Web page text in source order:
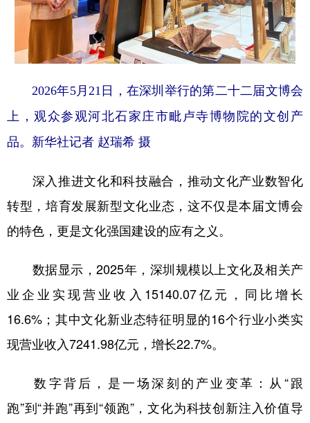
2026年5月21日，在深圳举行的第二十二届文博会
上，观众参观河北石家庄市毗卢寺博物院的文创产
品。新华社记者 赵瑞希 摄
深入推进文化和科技融合，推动文化产业数智化
转型，培育发展新型文化业态，这不仅是本届文博会
的特色，更是文化强国建设的应有之义。
数据显示，2025年，深圳规模以上文化及相关产
业企业实现营业收入15140.07亿元，同比增长
16.6%；其中文化新业态特征明显的16个行业小类实
现营业收入7241.98亿元，增长22.7%。
数字背后，是一场深刻的产业变革：从“跟
跑”到“并跑”再到“领跑”，文化为科技创新注入价值导